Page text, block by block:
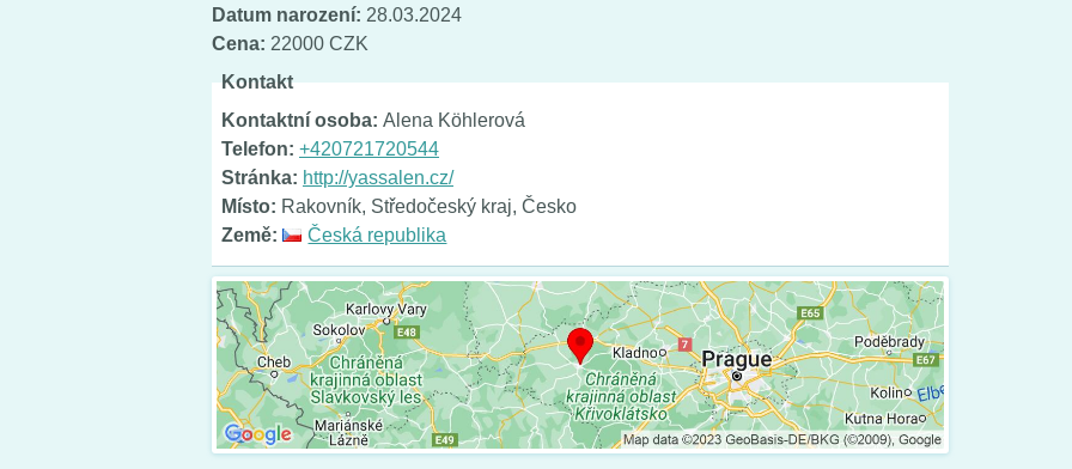
Datum narození: 28.03.2024
Cena: 22000 CZK
Kontakt
Kontaktní osoba: Alena Köhlerová
Telefon: +420721720544
Stránka: http://yassalen.cz/
Místo: Rakovník, Středočeský kraj, Česko
Země:
Česká republika